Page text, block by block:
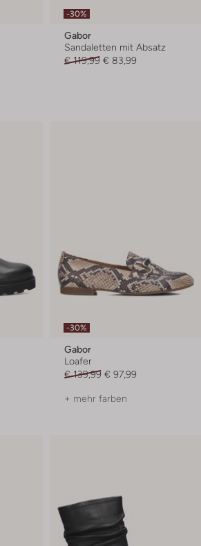
-30%
Gabor
Sandaletten mit Absatz
€ 119,99 € 83,99
-30%
Gabor
Loafer
€ 139,99 € 97,99
+ mehr farben